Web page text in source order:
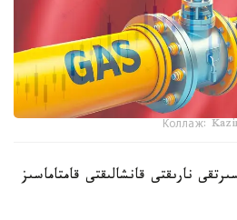
Коллаж:
نارىقتى قانشالىقتى قامتاماسىز